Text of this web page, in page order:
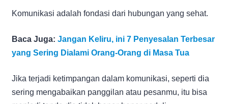
Komunikasi adalah fondasi dari hubungan yang sehat.
Baca Juga: Jangan Keliru, ini 7 Penyesalan Terbesar
yang Sering Dialami Orang-Orang di Masa Tua
Jika terjadi ketimpangan dalam komunikasi, seperti dia
sering mengabaikan panggilan atau pesanmu, itu bisa